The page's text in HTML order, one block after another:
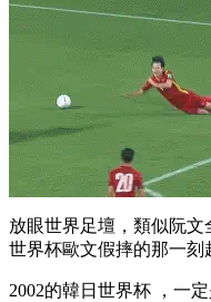
放眼世界足壇 ，類似
世界杯歐文假摔的那一刻起
2002的韓日世界杯 ，一定